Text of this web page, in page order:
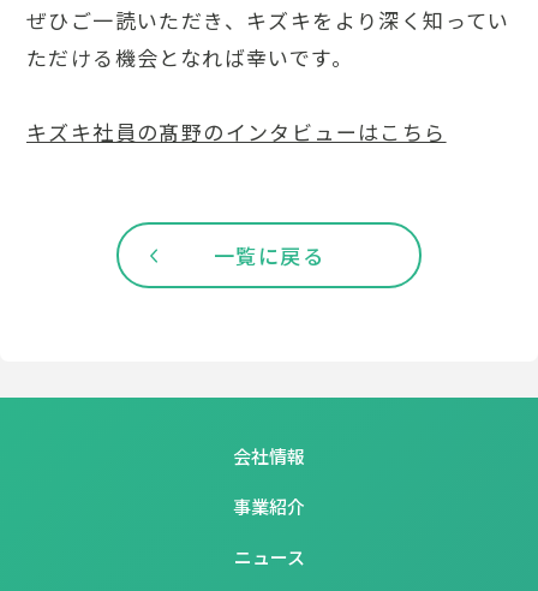
ぜひご一読いただき、キズキをより深く知ってい
ただける機会となれば幸いです。
キズキ社員の髙野のインタビューはこちら
一覧に戻る
会社情報
事業紹介
ニュース